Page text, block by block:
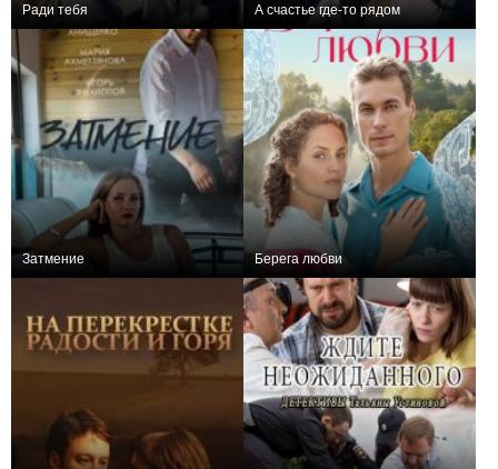
Ради тебя А счастье где-то рядом
Затмение Берега любви